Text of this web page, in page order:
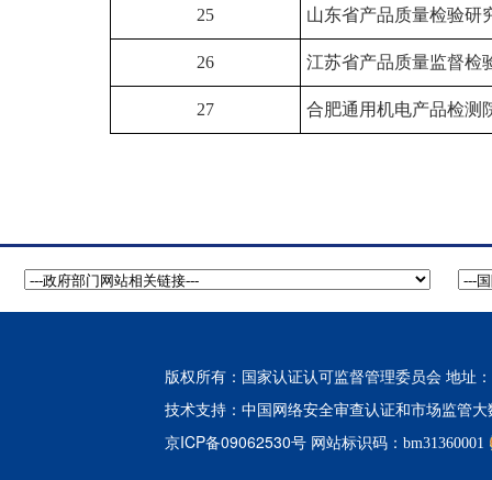
25 山东省产品质量检验研
26 江苏省产品质量监督检
27 合肥通用机电产品检测
版权所有：国家认证认可监督管理委员会 地址
技术支持： 中国网络安全审查认证和市场监管
京ICP备09062530号 网站标识码：bm31360001